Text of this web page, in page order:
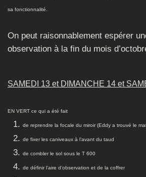
sa fonctionnalité.
On peut raisonnablement espérer
observation à la fin du mois
SAMEDI 13 et DIMANCHE 14 et
EN VERT ce qui a été fait
de reprendre la focale du miroir (Eddy a trouvé le
de fixer les caniveaux à l’avant du taud
de combler le sol sous le T 600
de définir l’aire d’observation et de la coffrer